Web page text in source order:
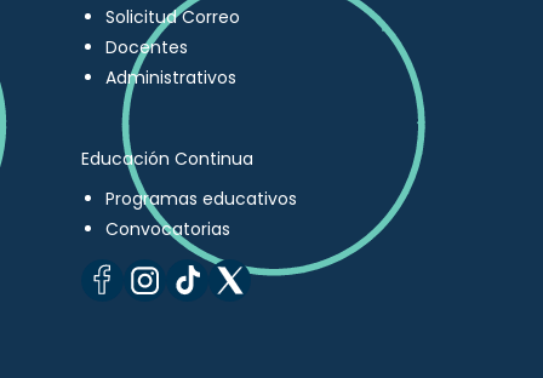
Solicitud Correo
Docentes
Administrativos
Educación Continua
Programas educativos
Convocatorias